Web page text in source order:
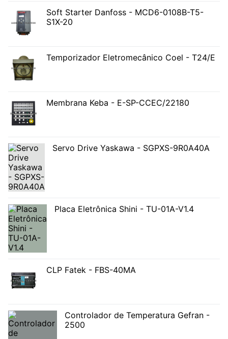
Soft Starter Danfoss - MCD6-0108B-T5-
S1X-20
Temporizador Eletromecânico Coel - T24/E
Membrana Keba - E-SP-CCEC/22180
Servo Drive Yaskawa - SGPXS-9R0A40A
Placa Eletrônica Shini - TU-01A-V1.4
CLP Fatek - FBS-40MA
Controlador de Temperatura Gefran -
2500